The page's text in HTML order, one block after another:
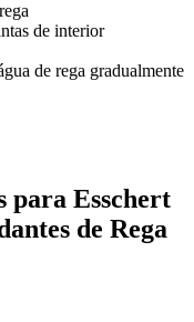
de interior
de rega gradualmente
para Esschert
de Rega